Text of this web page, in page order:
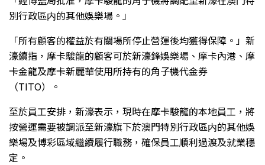
別行政區内的其他娛樂場。」
「所有顧客的權益於有關場所停止營運後均獲得保障。」新
濠續指，摩卡駿龍的顧客可於新濠鋒娛樂場、摩卡內港、摩
卡金龍及摩卡新麗華使用所持有的角子機代金券
（TITO）。
至於員工安排，新濠表示，現時在摩卡駿龍的本地員工，將
按營運需要被調派至新濠旗下於澳門特別行政區内的其他娛
樂場及博彩區域繼續履行職務，確保員工順利過渡及就業穩
定。